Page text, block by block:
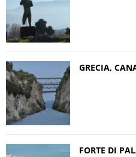
GRECIA,
FORTE DI